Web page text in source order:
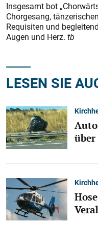
Insgesamt bot
Chorgesang,
Requisiten und
Augen und Herz. tb
LESEN SIE